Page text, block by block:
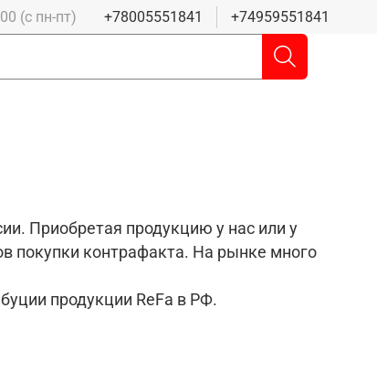
(с пн-пт) +78005551841 +74959551841
Приобретая продукцию у нас или у
покупки контрафакта. На рынке много
продукции ReFa в РФ.